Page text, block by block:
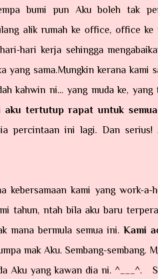
bumi pun Aku boleh tak
alik rumah ke office, office ke
hari kerja sehingga
yang sama.Mungkin kerana kami
kahwin ni... yang muda ke, yang
aku tertutup rapat untuk
percintaan ini lagi. Dan serius!
kebersamaan kami yang work-
tahun, ntah bila aku baru
mana bermula semua ini. Kami
mak Aku. Sembang-sembang.
Aku yang kawan dia ni. ^___^.